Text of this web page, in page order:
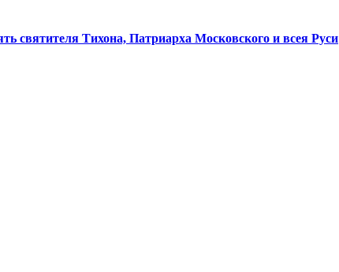
святителя Тихона, Патриарха Московского и всея Руси